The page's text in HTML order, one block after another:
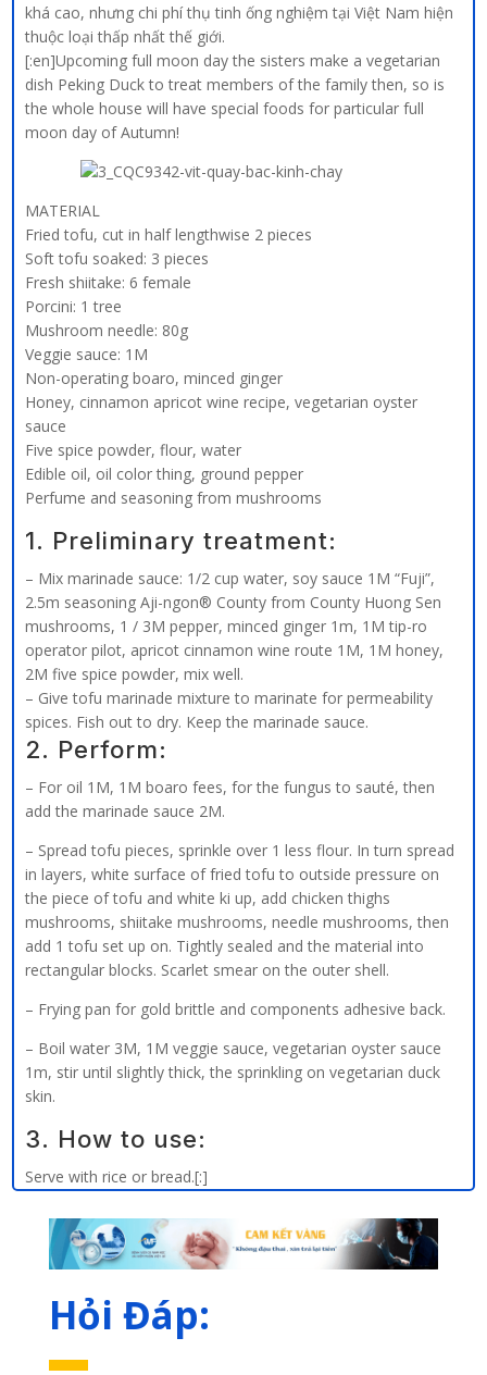
khá cao, nhưng chi phí thụ tinh ống nghiệm tại Việt Nam hiện
thuộc loại thấp nhất thế giới.
[:en]Upcoming full moon day the sisters make a vegetarian
dish Peking Duck to treat members of the family then, so is
the whole house will have special foods for particular full
moon day of Autumn!
MATERIAL
Fried tofu, cut in half lengthwise 2 pieces
Soft tofu soaked: 3 pieces
Fresh shiitake: 6 female
Porcini: 1 tree
Mushroom needle: 80g
Veggie sauce: 1M
Non-operating boaro, minced ginger
Honey, cinnamon apricot wine recipe, vegetarian oyster
sauce
Five spice powder, flour, water
Edible oil, oil color thing, ground pepper
Perfume and seasoning from mushrooms
1. Preliminary treatment:
– Mix marinade sauce: 1/2 cup water, soy sauce 1M “Fuji”,
2.5m seasoning Aji-ngon® County from County Huong Sen
mushrooms, 1 / 3M pepper, minced ginger 1m, 1M tip-ro
operator pilot, apricot cinnamon wine route 1M, 1M honey,
2M five spice powder, mix well.
– Give tofu marinade mixture to marinate for permeability
spices. Fish out to dry. Keep the marinade sauce.
2. Perform:
– For oil 1M, 1M boaro fees, for the fungus to sauté, then
add the marinade sauce 2M.
– Spread tofu pieces, sprinkle over 1 less flour. In turn spread
in layers, white surface of fried tofu to outside pressure on
the piece of tofu and white ki up, add chicken thighs
mushrooms, shiitake mushrooms, needle mushrooms, then
add 1 tofu set up on. Tightly sealed and the material into
rectangular blocks. Scarlet smear on the outer shell.
– Frying pan for gold brittle and components adhesive back.
– Boil water 3M, 1M veggie sauce, vegetarian oyster sauce
1m, stir until slightly thick, the sprinkling on vegetarian duck
skin.
3. How to use:
Serve with rice or bread.[:]
Hỏi Đáp: